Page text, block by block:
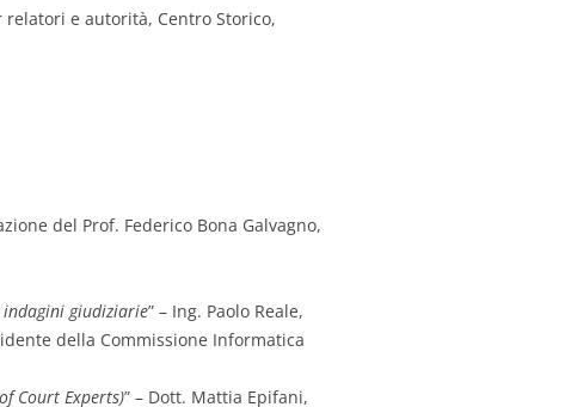
relatori e autorità, Centro Storico,
del Prof. Federico Bona Galvagno,
indagini giudiziarie” – Ing. Paolo Reale,
della Commissione Informatica
Court Experts)” – Dott. Mattia Epifani,